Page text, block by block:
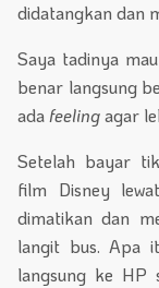
didatangkan dan
Saya tadinya
benar langsung
adafeelingagar
Setelah bayar
film Disney
dimatikan dan
langit bus. Apa
langsung ke HP